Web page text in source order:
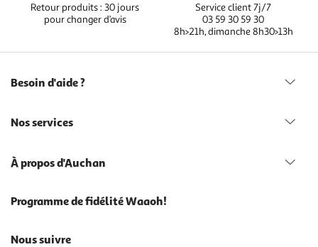
Retour produits : 30 jours
pour changer d’avis
Service client 7j/7
03 59 30 59 30
8h>21h, dimanche 8h30>13h
Besoin d'aide ?
Nos services
À propos d'Auchan
Programme de fidélité Waaoh!
Nous suivre